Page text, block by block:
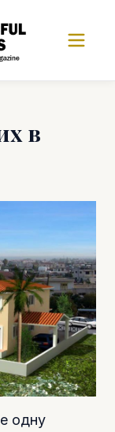
в
одну